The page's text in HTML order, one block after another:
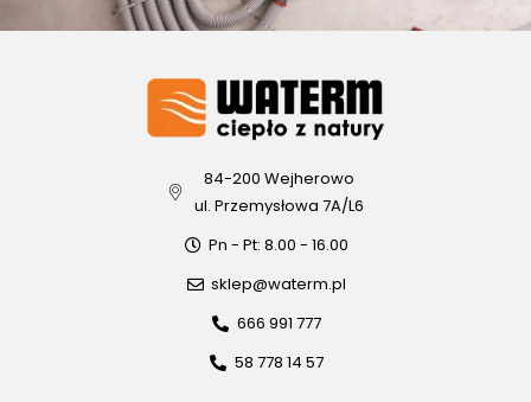
84-200 Wejherowo
ul. Przemysłowa 7A/L6
Pn - Pt: 8.00 - 16.00
sklep@waterm.pl
666 991 777
58 778 14 57